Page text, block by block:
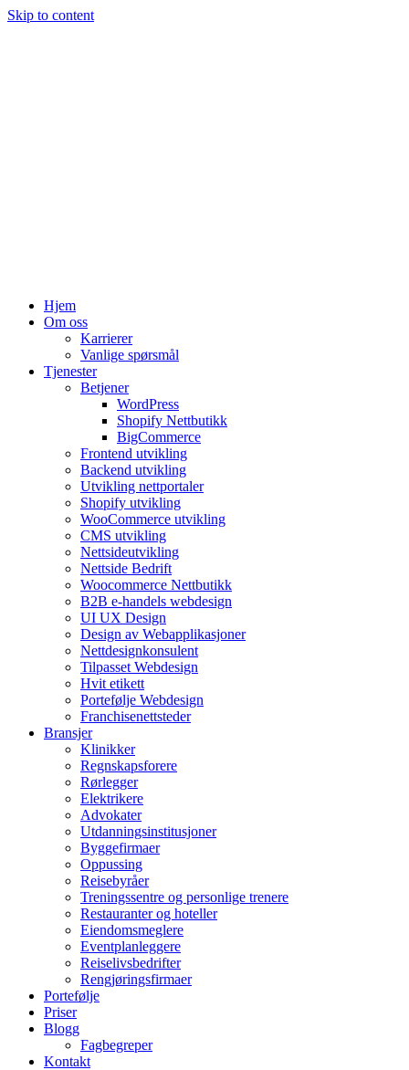
Skip to content
Hjem
Om oss
Karrierer
Vanlige spørsmål
Tjenester
Betjener
WordPress
Shopify Nettbutikk
BigCommerce
Frontend utvikling
Backend utvikling
Utvikling nettportaler
Shopify utvikling
WooCommerce utvikling
CMS utvikling
Nettsideutvikling
Nettside Bedrift
Woocommerce Nettbutikk
B2B e-handels webdesign
UI UX Design
Design av Webapplikasjoner
Nettdesignkonsulent
Tilpasset Webdesign
Hvit etikett
Portefølje Webdesign
Franchisenettsteder
Bransjer
Klinikker
Regnskapsforere
Rørlegger
Elektrikere
Advokater
Utdanningsinstitusjoner
Byggefirmaer
Oppussing
Reisebyråer
Treningssentre og personlige trenere
Restauranter og hoteller
Eiendomsmeglere
Eventplanleggere
Reiselivsbedrifter
Rengjøringsfirmaer
Portefølje
Priser
Blogg
Fagbegreper
Kontakt